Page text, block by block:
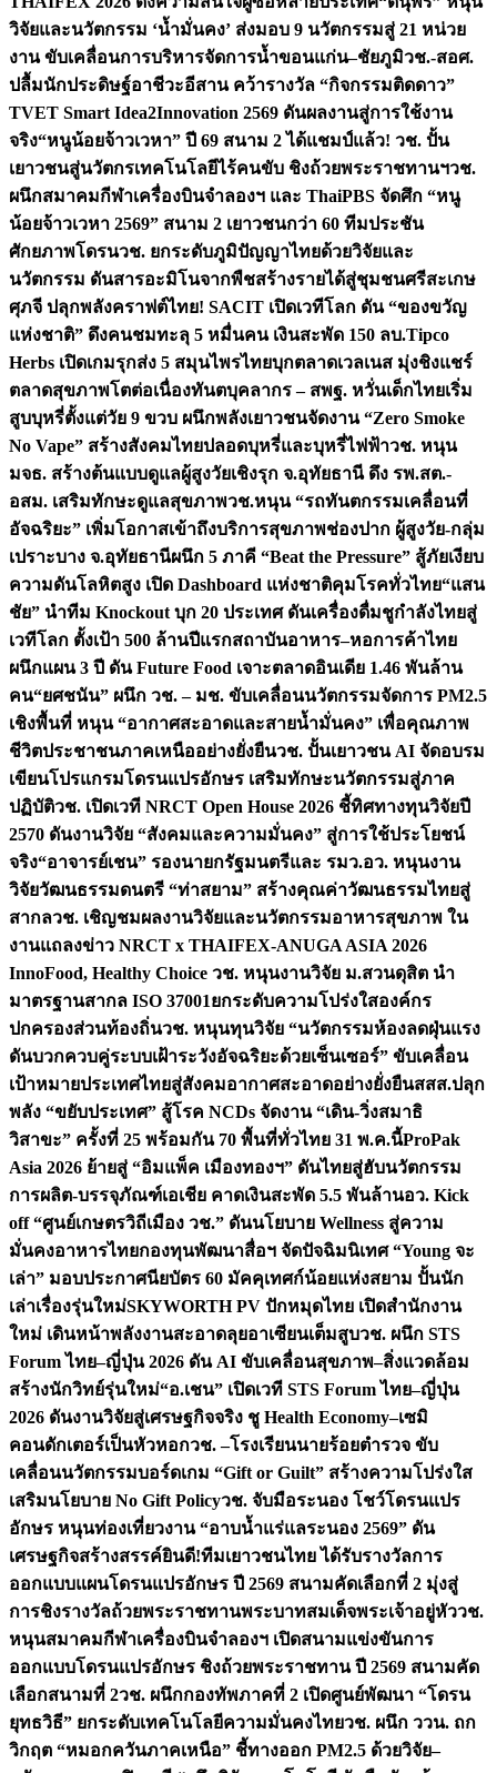
วิจัยและนวัตกรรม ‘น้ำมั่นคง’ ส่งมอบ 9 นวัตกรรมสู่ 21 หน่วย
งาน ขับเคลื่อนการบริหารจัดการน้ำขอนแก่น–ชัยภูมิวช.-สอศ.
ปลื้มนักประดิษฐ์อาชีวะอีสาน คว้ารางวัล “กิจกรรมติดดาว”
TVET Smart Idea2Innovation 2569 ดันผลงานสู่การใช้งาน
จริง“หนูน้อยจ้าวเวหา” ปี 69 สนาม 2 ได้แชมป์แล้ว! วช. ปั้น
เยาวชนสู่นวัตกรเทคโนโลยีไร้คนขับ ชิงถ้วยพระราชทานฯวช.
ผนึกสมาคมกีฬาเครื่องบินจำลองฯ และ ThaiPBS จัดศึก “หนู
น้อยจ้าวเวหา 2569” สนาม 2 เยาวชนกว่า 60 ทีมประชัน
ศักยภาพโดรนวช. ยกระดับภูมิปัญญาไทยด้วยวิจัยและ
นวัตกรรม ดันสารอะมิโนจากพืชสร้างรายได้สู่ชุมชนศรีสะเกษ
ศุภจี ปลุกพลังคราฟต์ไทย! SACIT เปิดเวทีโลก ดัน “ของขวัญ
แห่งชาติ” ดึงคนชมทะลุ 5 หมื่นคน เงินสะพัด 150 ลบ.Tipco
Herbs เปิดเกมรุกส่ง 5 สมุนไพรไทยบุกตลาดเวลเนส มุ่งชิงแชร์
ตลาดสุขภาพโตต่อเนื่องทันตบุคลากร – สพฐ. หวั่นเด็กไทยเริ่ม
สูบบุหรี่ตั้งแต่วัย 9 ขวบ ผนึกพลังเยาวชนจัดงาน “Zero Smoke
No Vape” สร้างสังคมไทยปลอดบุหรี่และบุหรี่ไฟฟ้าวช. หนุน
มจธ. สร้างต้นแบบดูแลผู้สูงวัยเชิงรุก จ.อุทัยธานี ดึง รพ.สต.-
อสม. เสริมทักษะดูแลสุขภาพวช.หนุน “รถทันตกรรมเคลื่อนที่
อัจฉริยะ” เพิ่มโอกาสเข้าถึงบริการสุขภาพช่องปาก ผู้สูงวัย-กลุ่ม
เปราะบาง จ.อุทัยธานีผนึก 5 ภาคี “Beat the Pressure” สู้ภัยเงียบ
ความดันโลหิตสูง เปิด Dashboard แห่งชาติคุมโรคทั่วไทย“แสน
ชัย” นำทีม Knockout บุก 20 ประเทศ ดันเครื่องดื่มชูกำลังไทยสู่
เวทีโลก ตั้งเป้า 500 ล้านปีแรกสถาบันอาหาร–หอการค้าไทย
ผนึกแผน 3 ปี ดัน Future Food เจาะตลาดอินเดีย 1.46 พันล้าน
คน“ยศชนัน” ผนึก วช. – มช. ขับเคลื่อนนวัตกรรมจัดการ PM2.5
เชิงพื้นที่ หนุน “อากาศสะอาดและสายน้ำมั่นคง” เพื่อคุณภาพ
ชีวิตประชาชนภาคเหนืออย่างยั่งยืนวช. ปั้นเยาวชน AI จัดอบรม
เขียนโปรแกรมโดรนแปรอักษร เสริมทักษะนวัตกรรมสู่ภาค
ปฏิบัติวช. เปิดเวที NRCT Open House 2026 ชี้ทิศทางทุนวิจัยปี
2570 ดันงานวิจัย “สังคมและความมั่นคง” สู่การใช้ประโยชน์
จริง“อาจารย์เชน” รองนายกรัฐมนตรีและ รมว.อว. หนุนงาน
วิจัยวัฒนธรรมดนตรี “ท่าสยาม” สร้างคุณค่าวัฒนธรรมไทยสู่
สากลวช. เชิญชมผลงานวิจัยและนวัตกรรมอาหารสุขภาพ ใน
งานแถลงข่าว NRCT x THAIFEX-ANUGA ASIA 2026
InnoFood, Healthy Choice วช. หนุนงานวิจัย ม.สวนดุสิต นำ
มาตรฐานสากล ISO 37001ยกระดับความโปร่งใสองค์กร
ปกครองส่วนท้องถิ่นวช. หนุนทุนวิจัย “นวัตกรรมห้องลดฝุ่นแรง
ดันบวกควบคู่ระบบเฝ้าระวังอัจฉริยะด้วยเซ็นเซอร์” ขับเคลื่อน
เป้าหมายประเทศไทยสู่สังคมอากาศสะอาดอย่างยั่งยืนสสส.ปลุก
พลัง “ขยับประเทศ” สู้โรค NCDs จัดงาน “เดิน-วิ่งสมาธิ
วิสาขะ” ครั้งที่ 25 พร้อมกัน 70 พื้นที่ทั่วไทย 31 พ.ค.นี้ProPak
Asia 2026 ย้ายสู่ “อิมแพ็ค เมืองทองฯ” ดันไทยสู่ฮับนวัตกรรม
การผลิต-บรรจุภัณฑ์เอเชีย คาดเงินสะพัด 5.5 พันล้านอว. Kick
off “ศูนย์เกษตรวิถีเมือง วช.” ดันนโยบาย Wellness สู่ความ
มั่นคงอาหารไทยกองทุนพัฒนาสื่อฯ จัดปัจฉิมนิเทศ “Young จะ
เล่า” มอบประกาศนียบัตร 60 มัคคุเทศก์น้อยแห่งสยาม ปั้นนัก
เล่าเรื่องรุ่นใหม่SKYWORTH PV ปักหมุดไทย เปิดสำนักงาน
ใหม่ เดินหน้าพลังงานสะอาดลุยอาเซียนเต็มสูบวช. ผนึก STS
Forum ไทย–ญี่ปุ่น 2026 ดัน AI ขับเคลื่อนสุขภาพ–สิ่งแวดล้อม
สร้างนักวิทย์รุ่นใหม่“อ.เชน” เปิดเวที STS Forum ไทย–ญี่ปุ่น
2026 ดันงานวิจัยสู่เศรษฐกิจจริง ชู Health Economy–เซมิ
คอนดักเตอร์เป็นหัวหอกวช. –โรงเรียนนายร้อยตำรวจ ขับ
เคลื่อนนวัตกรรมบอร์ดเกม “Gift or Guilt” สร้างความโปร่งใส
เสริมนโยบาย No Gift Policyวช. จับมือระนอง โชว์โดรนแปร
อักษร หนุนท่องเที่ยวงาน “อาบน้ำแร่แลระนอง 2569” ดัน
เศรษฐกิจสร้างสรรค์ยินดี!ทีมเยาวชนไทย ได้รับรางวัลการ
ออกแบบแผนโดรนแปรอักษร ปี 2569 สนามคัดเลือกที่ 2 มุ่งสู่
การชิงรางวัลถ้วยพระราชทานพระบาทสมเด็จพระเจ้าอยู่หัววช.
หนุนสมาคมกีฬาเครื่องบินจำลองฯ เปิดสนามแข่งขันการ
ออกแบบโดรนแปรอักษร ชิงถ้วยพระราชทาน ปี 2569 สนามคัด
เลือกสนามที่ 2วช. ผนึกกองทัพภาคที่ 2 เปิดศูนย์พัฒนา “โดรน
ยุทธวิธี” ยกระดับเทคโนโลยีความมั่นคงไทยวช. ผนึก ววน. ถก
วิกฤต “หมอกควันภาคเหนือ” ชี้ทางออก PM2.5 ด้วยวิจัย–